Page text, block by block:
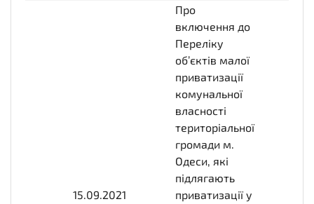
15.09.2021
Про
включення до
Переліку
об’єктів малої
приватизації
комунальної
власності
територіальної
громади м.
Одеси, які
підлягають
приватизації у